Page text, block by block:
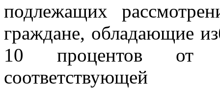
подлежащих
граждане, обладающие
10 процентов от
соответствующей